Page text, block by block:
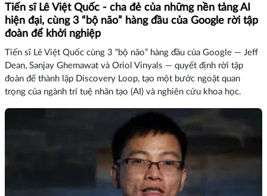
Tiến sĩ Lê Việt Quốc - cha đẻ của những nền tảng AI
hiện đại, cùng 3 “bộ não” hàng đầu của Google rời tập
đoàn để khởi nghiệp
Tiến sĩ Lê Việt Quốc cùng 3 “bộ não” hàng đầu của Google — Jeff
Dean, Sanjay Ghemawat và Oriol Vinyals — quyết định rời tập
đoàn để thành lập Discovery Loop, tạo một bước ngoặt quan
trọng của ngành trí tuệ nhân tạo (AI) và nghiên cứu khoa học.